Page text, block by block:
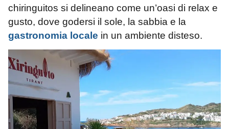
chiringuitos si delineano come un’oasi di relax e
gusto, dove godersi il sole, la sabbia e la
gastronomia locale in un ambiente disteso.